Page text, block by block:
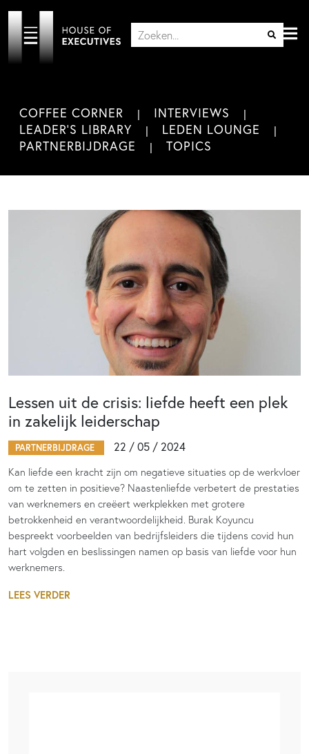
COFFEE CORNER
INTERVIEWS
LEADER'S LIBRARY
LEDEN LOUNGE
PARTNERBIJDRAGE
TOPICS
Lessen uit de crisis: liefde heeft een plek
in zakelijk leiderschap
PARTNERBIJDRAGE 22 / 05 / 2024
Kan liefde een kracht zijn om negatieve situaties op de werkvloer
om te zetten in positieve? Naastenliefde verbetert de prestaties
van werknemers en creëert werkplekken met grotere
betrokkenheid en verantwoordelijkheid. Burak Koyuncu
bespreekt voorbeelden van bedrijfsleiders die tijdens covid hun
hart volgden en beslissingen namen op basis van liefde voor hun
werknemers.
LEES VERDER